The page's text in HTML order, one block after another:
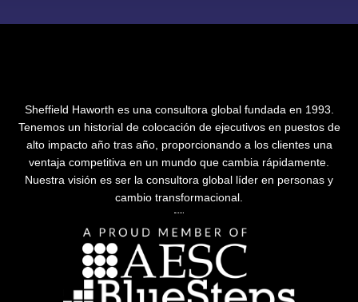
Sheffield Haworth es una consultora global fundada en 1993.
Tenemos un historial de colocación de ejecutivos en puestos de
alto impacto año tras año, proporcionando a los clientes una
ventaja competitiva en un mundo que cambia rápidamente.
Nuestra visión es ser la consultora global líder en personas y
cambio transformacional.